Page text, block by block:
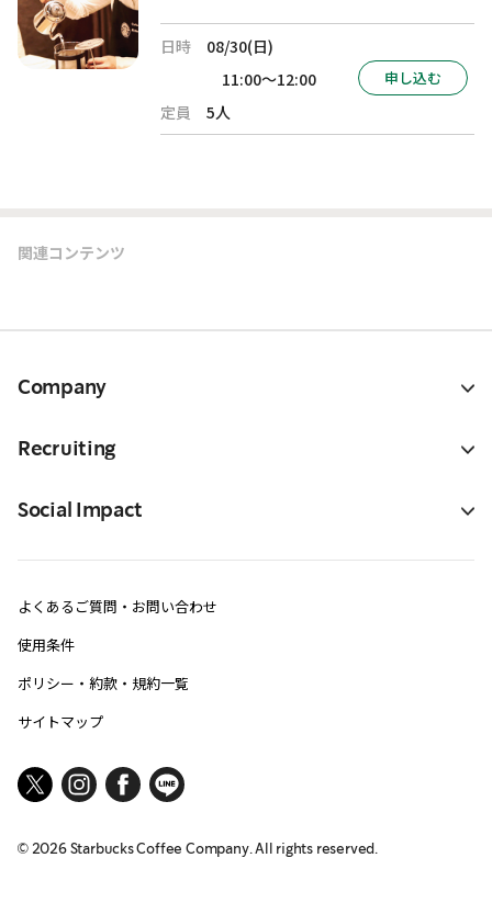
日時
08/30(日)
11:00～12:00
定員
5人
申し込む
関連コンテンツ
Company
Recruiting
Social Impact
よくあるご質問・お問い合わせ
使用条件
ポリシー・約款・規約一覧
サイトマップ
© 2026Starbucks Coffee Company. All rights reserved.